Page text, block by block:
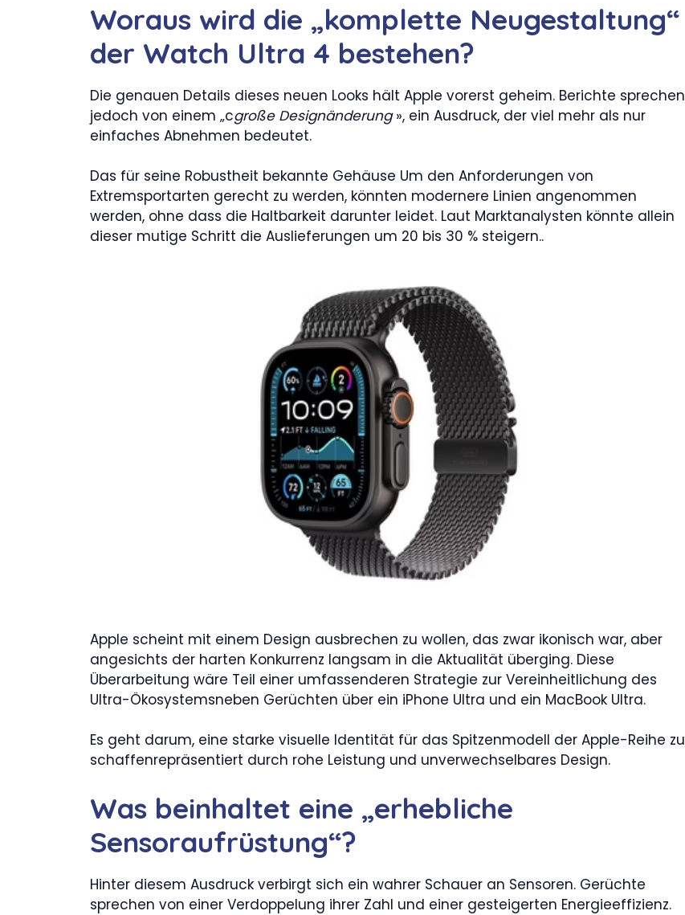
Woraus wird die „komplette Neugestaltung“
der Watch Ultra 4 bestehen?
Die genauen Details dieses neuen Looks hält Apple vorerst geheim. Berichte sprechen
jedoch von einem „cgroße Designänderung», ein Ausdruck, der viel mehr als nur
einfaches Abnehmen bedeutet.
Das für seine Robustheit bekannte Gehäuse Um den Anforderungen von
Extremsportarten gerecht zu werden, könnten modernere Linien angenommen
werden, ohne dass die Haltbarkeit darunter leidet. Laut Marktanalysten könnte allein
dieser mutige Schritt die Auslieferungen um 20 bis 30 % steigern..
Apple scheint mit einem Design ausbrechen zu wollen, das zwar ikonisch war, aber
angesichts der harten Konkurrenz langsam in die Aktualität überging. Diese
Überarbeitung wäre Teil einer umfassenderen Strategie zur Vereinheitlichung des
Ultra-Ökosystemsneben Gerüchten über ein iPhone Ultra und ein MacBook Ultra.
Es geht darum, eine starke visuelle Identität für das Spitzenmodell der Apple-Reihe zu
schaffenrepräsentiert durch rohe Leistung und unverwechselbares Design.
Was beinhaltet eine „erhebliche
Sensoraufrüstung“?
Hinter diesem Ausdruck verbirgt sich ein wahrer Schauer an Sensoren. Gerüchte
sprechen von einer Verdoppelung ihrer Zahl und einer gesteigerten Energieeffizienz.